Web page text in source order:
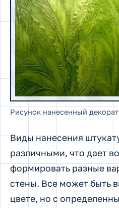
Рисунок нанесенный
Виды нанесения
различными, что дает
формировать разные
стены. Все может быть
цвете, но с